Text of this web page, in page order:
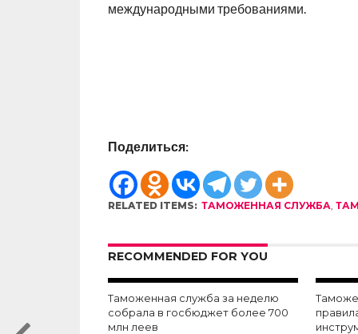
международными требованиями.
Поделиться:
RELATED ITEMS: ТАМОЖЕННАЯ СЛУЖБА,
RECOMMENDED FOR YOU
Таможенная служба за неделю
собрала в госбюджет более 700
млн леев